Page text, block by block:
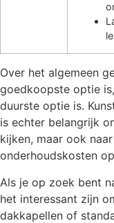
Over het algemeen
goedkoopste optie
duurste optie is.
is echter belangrijk
kijken, maar ook
onderhoudskosten
Als je op zoek bent
het interessant zijn
dakkapellen of